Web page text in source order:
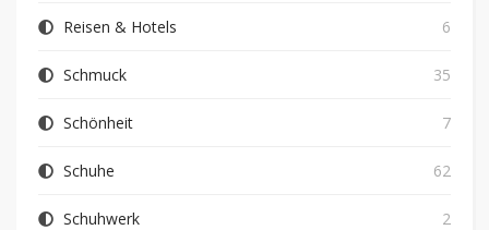
Reisen & Hotels 6
Schmuck 35
Schönheit 7
Schuhe 62
Schuhwerk 2